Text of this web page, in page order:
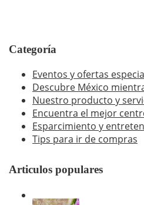
Categoría
Eventos y ofertas
Descubre México
Nuestro producto y
Encuentra el mejor
Esparcimiento y
Tips para ir de compras
Articulos populares